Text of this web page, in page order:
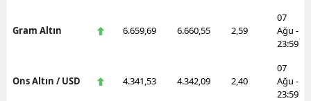
Gram Altın 6.659,69 6.660,55 2,59
07
Ağu -
23:59
Ons Altın / USD 4.341,53 4.342,09 2,40
07
Ağu -
23:59